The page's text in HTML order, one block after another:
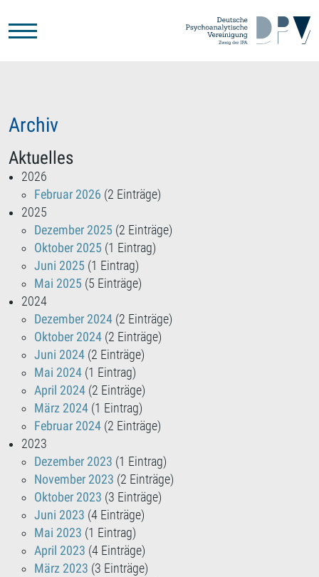
Archiv
Aktuelles
2026
Februar 2026 (2 Einträge)
2025
Dezember 2025 (2 Einträge)
Oktober 2025 (1 Eintrag)
Juni 2025 (1 Eintrag)
Mai 2025 (5 Einträge)
2024
Dezember 2024 (2 Einträge)
Oktober 2024 (2 Einträge)
Juni 2024 (2 Einträge)
Mai 2024 (1 Eintrag)
April 2024 (2 Einträge)
März 2024 (1 Eintrag)
Februar 2024 (2 Einträge)
2023
Dezember 2023 (1 Eintrag)
November 2023 (2 Einträge)
Oktober 2023 (3 Einträge)
Juni 2023 (4 Einträge)
Mai 2023 (1 Eintrag)
April 2023 (4 Einträge)
März 2023 (3 Einträge)